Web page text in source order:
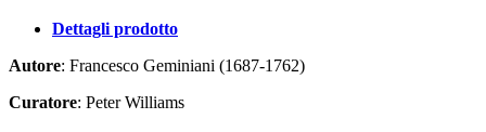
Dettagli prodotto
Autore: Francesco Geminiani (1687-1762)
Curatore: Peter Williams